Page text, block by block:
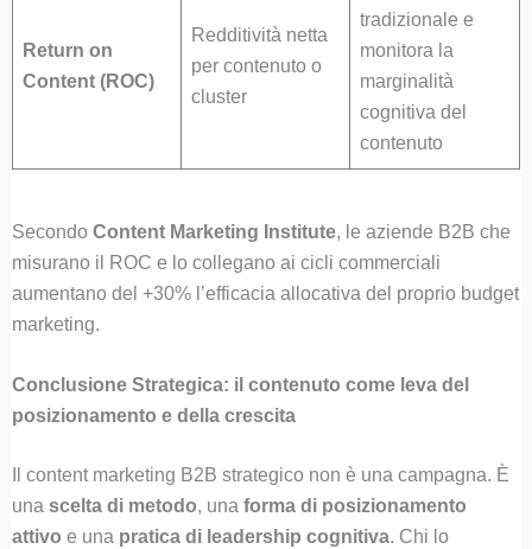
Return on
Content (ROC)
Redditività netta
per contenuto o
cluster
tradizionale e
monitora la
marginalità
cognitiva del
contenuto
Secondo Content Marketing Institute, le aziende B2B che
misurano il ROC e lo collegano ai cicli commerciali
aumentano del +30% l’efficacia allocativa del proprio budget
marketing.
Conclusione Strategica: il contenuto come leva del
posizionamento e della crescita
Il content marketing B2B strategico non è una campagna. È
una scelta di metodo, una forma di posizionamento
attivo e una pratica di leadership cognitiva. Chi lo